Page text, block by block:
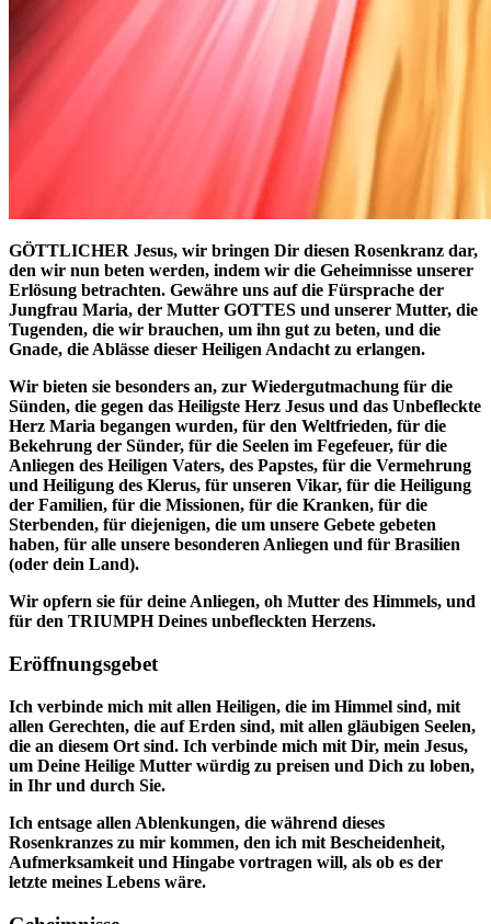
GÖTTLICHER Jesus, wir bringen Dir diesen Rosenkranz dar,
den wir nun beten werden, indem wir die Geheimnisse unserer
Erlösung betrachten. Gewähre uns auf die Fürsprache der
Jungfrau Maria, der Mutter GOTTES und unserer Mutter, die
Tugenden, die wir brauchen, um ihn gut zu beten, und die
Gnade, die Ablässe dieser Heiligen Andacht zu erlangen.
Wir bieten sie besonders an, zur Wiedergutmachung für die
Sünden, die gegen das Heiligste Herz Jesus und das Unbefleckte
Herz Maria begangen wurden, für den Weltfrieden, für die
Bekehrung der Sünder, für die Seelen im Fegefeuer, für die
Anliegen des Heiligen Vaters, des Papstes, für die Vermehrung
und Heiligung des Klerus, für unseren Vikar, für die Heiligung
der Familien, für die Missionen, für die Kranken, für die
Sterbenden, für diejenigen, die um unsere Gebete gebeten
haben, für alle unsere besonderen Anliegen und für Brasilien
(oder dein Land).
Wir opfern sie für deine Anliegen, oh Mutter des Himmels, und
für den TRIUMPH Deines unbefleckten Herzens.
Eröffnungsgebet
Ich verbinde mich mit allen Heiligen, die im Himmel sind, mit
allen Gerechten, die auf Erden sind, mit allen gläubigen Seelen,
die an diesem Ort sind. Ich verbinde mich mit Dir, mein Jesus,
um Deine Heilige Mutter würdig zu preisen und Dich zu loben,
in Ihr und durch Sie.
Ich entsage allen Ablenkungen, die während dieses
Rosenkranzes zu mir kommen, den ich mit Bescheidenheit,
Aufmerksamkeit und Hingabe vortragen will, als ob es der
letzte meines Lebens wäre.